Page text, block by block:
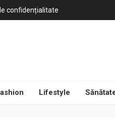
confidențialitate
Lifestyle